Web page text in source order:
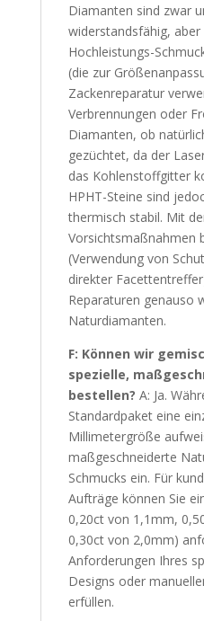
Diamanten sind zwar
widerstandsfähig,
Hochleistungs-
(die zur
Zackenreparatur
Verbrennungen oder
Diamanten, ob
gezüchtet, da der
das Kohlenstoffgitter
HPHT-Steine sind
thermisch stabil. Mit
Vorsichtsmaßnahmen
(Verwendung von
direkter
Reparaturen genauso
Naturdiamanten.
F: Können wir
spezielle,
bestellen? A: Ja.
Standardpaket eine
Millimetergröße
maßgeschneiderte
Schmucks ein. Für
Aufträge können Sie
0,20ct von 1,1mm,
0,30ct von 2,0mm)
Anforderungen Ihres
Designs oder
erfüllen.